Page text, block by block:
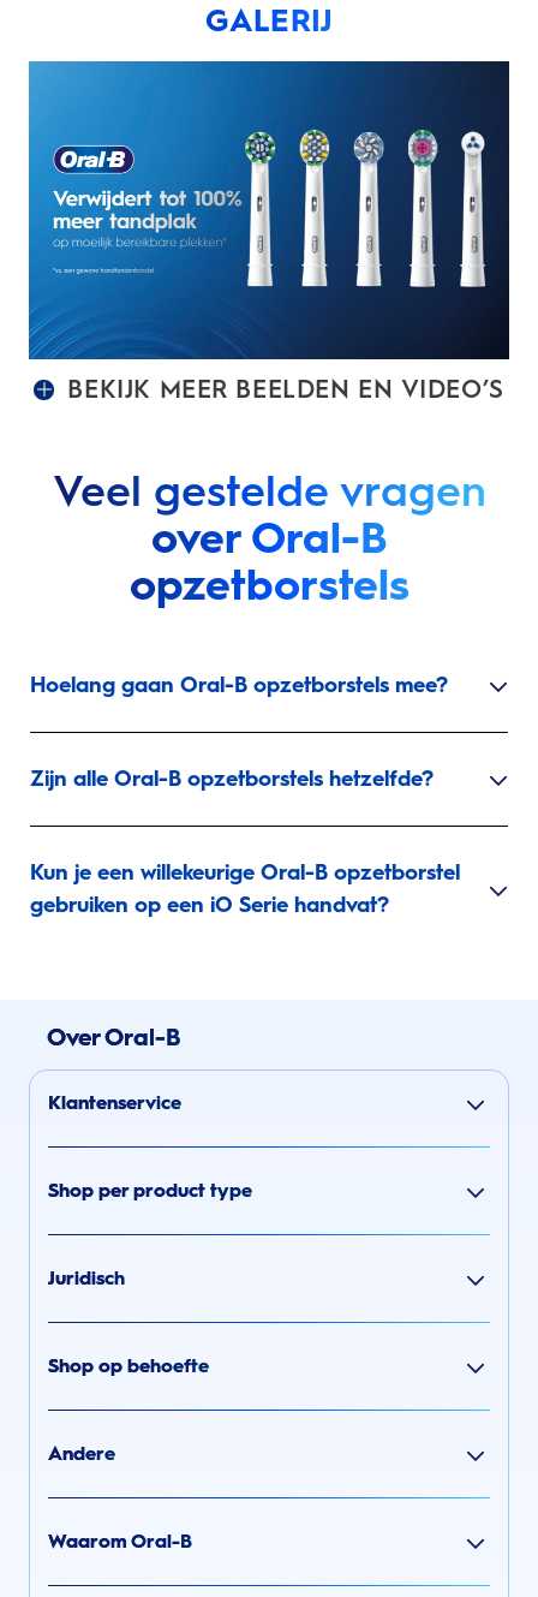
GALERIJ
BEKIJK MEER BEELDEN EN VIDEO’S
Veel gestelde vragen
over Oral-B
opzetborstels
Hoelang gaan Oral-B opzetborstels mee?
Zijn alle Oral-B opzetborstels hetzelfde?
Kun je een willekeurige Oral-B opzetborstel
gebruiken op een iO Serie handvat?
Over Oral-B
Klantenservice
Shop per product type
Juridisch
Shop op behoefte
Andere
Waarom Oral-B